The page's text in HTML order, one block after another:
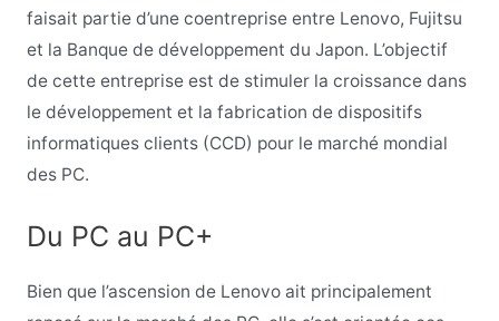
faisait partie d’une coentreprise entre Lenovo, Fujitsu
et la Banque de développement du Japon. L’objectif
de cette entreprise est de stimuler la croissance dans
le développement et la fabrication de dispositifs
informatiques clients (CCD) pour le marché mondial
des PC.
Du PC au PC+
Bien que l’ascension de Lenovo ait principalement